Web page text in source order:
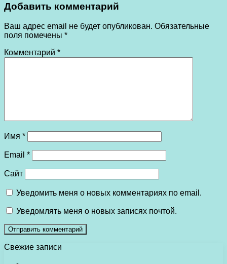
Добавить комментарий
Ваш адрес email не будет опубликован. Обязательные
поля помечены *
Комментарий *
Имя *
Email *
Сайт
Уведомить меня о новых комментариях по email.
Уведомлять меня о новых записях почтой.
Свежие записи